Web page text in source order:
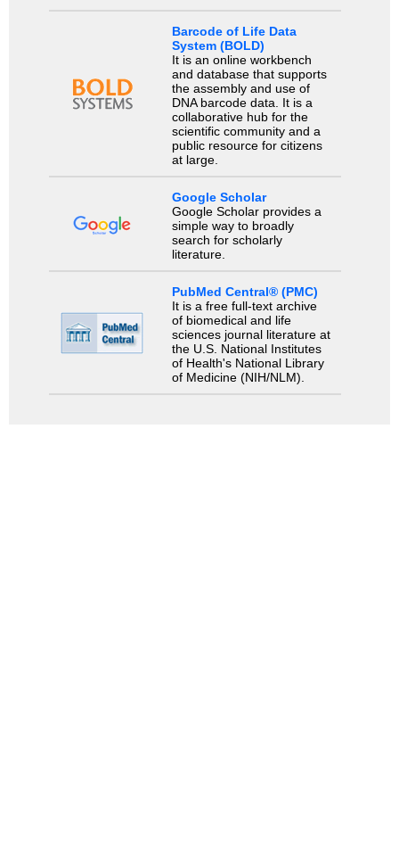
Barcode of Life Data
System (BOLD)
It is an online workbench
and database that supports
the assembly and use of
DNA barcode data. It is a
collaborative hub for the
scientific community and a
public resource for citizens
at large.
Google Scholar
Google Scholar provides a
simple way to broadly
search for scholarly
literature.
PubMed Central® (PMC)
It is a free full-text archive
of biomedical and life
sciences journal literature at
the U.S. National Institutes
of Health's National Library
of Medicine (NIH/NLM).